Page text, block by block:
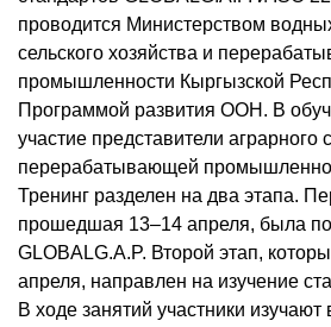
проводится Министерством
сельского хозяйства и
промышленности Кыргызской
Программой развития ООН. В
участие представители аграрного
перерабатывающей
Тренинг разделен на два этапа.
прошедшая 13–14 апреля, была
GLOBALG.A.P. Второй этап,
апреля, направлен на изучение
В ходе занятий участники изучают